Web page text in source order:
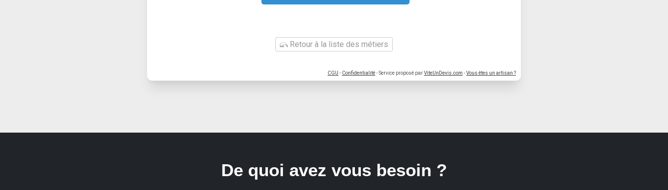
Retour à la liste des métiers
CGU - Confidentialité- Service proposé parViteUnDevis.com -Vous êtes un artisan ?
De quoi avez vous besoin ?